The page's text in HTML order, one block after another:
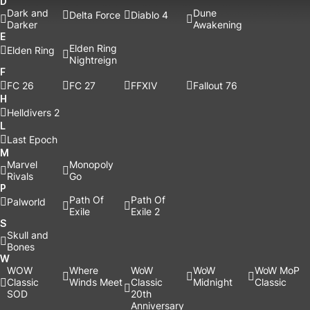
Dark and
Darker
Delta Force Diablo 4
Dune
Awakening
E
Elden Ring
Elden Ring
Nightreign
F
FC 26
FC 27 FFXIV
Fallout 76
H
Helldivers 2
L
Last Epoch
M
Marvel
Rivals
Monopoly
Go
P
Palworld
Path Of
Exile
Path Of
Exile 2
S
Skull and
Bones
W
WOW
Classic
SOD
Where
Winds Meet
WoW
Classic
20th
Anniversary
WoW
Midnight
WoW MoP
Classic